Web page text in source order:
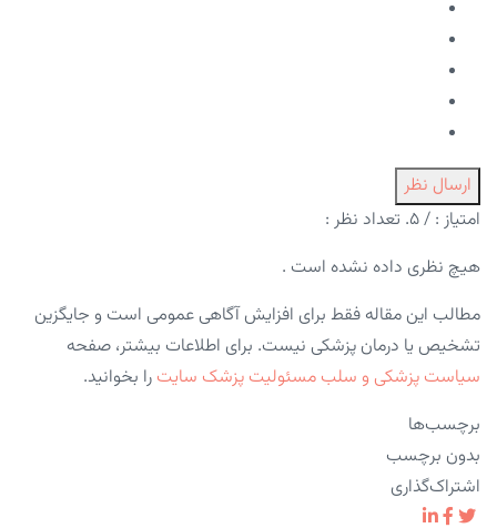
ارسال نظر
امتیاز : / ۵. تعداد نظر :
هیچ نظری داده نشده است .
مطالب این مقاله فقط برای افزایش آگاهی عمومی است و جایگزین
تشخیص یا درمان پزشکی نیست. برای اطلاعات بیشتر، صفحه
سیاست پزشکی و سلب مسئولیت پزشک سایت را بخوانید.
برچسب‌ها
بدون برچسب
اشتراک‌گذاری